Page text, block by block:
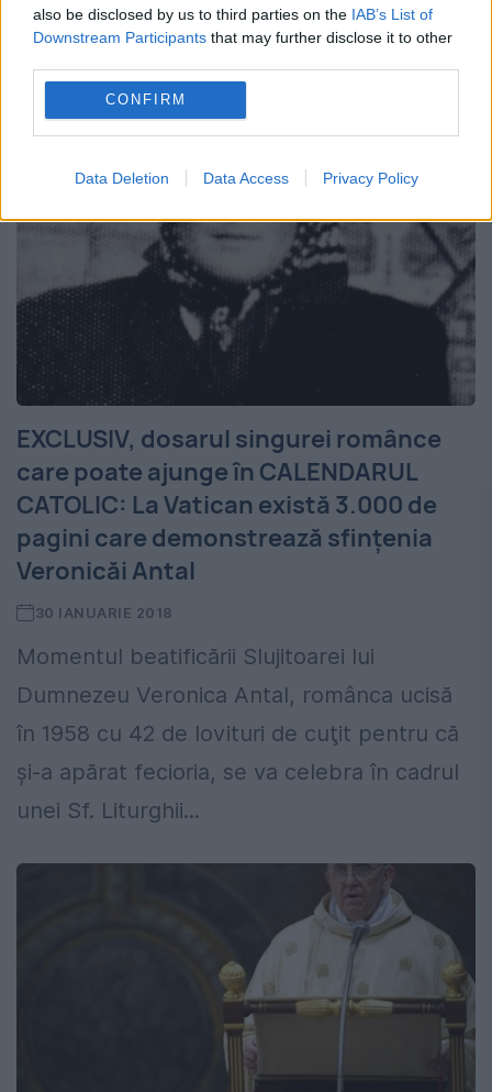
also be disclosed by us to third parties on the IAB’s List of
Downstream Participants that may further disclose it to other
CONFIRM
Data Deletion Data Access Privacy Policy
greco-catolici martiri, la Blaj. Slujba de
beatificare va oficiată de Suveranul...
EXCLUSIV, dosarul singurei românce
care poate ajunge în CALENDARUL
CATOLIC: La Vatican există 3.000 de
pagini care demonstrează sfinţenia
Veronicăi Antal
30 IANUARIE 2018
Momentul beatificării Slujitoarei lui
Dumnezeu Veronica Antal, românca ucisă
în 1958 cu 42 de lovituri de cuţit pentru că
şi-a apărat fecioria, se va celebra în cadrul
unei Sf. Liturghii...